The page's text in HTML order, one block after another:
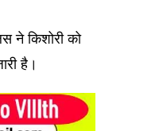
ने किशोरी को
है।